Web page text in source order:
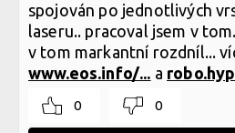
spojován po jednotlivých
laseru.. pracoval jsem v
v tom markantní rozdníl...
www.eos.info/... a
0 0